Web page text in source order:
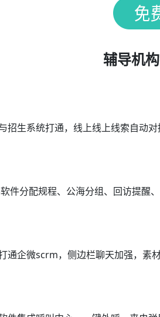
辅导机
招生系统打通，线上线上线索自动
件分配规程、公海分组、回访提醒
通企微scrm，侧边栏聊天加强，素